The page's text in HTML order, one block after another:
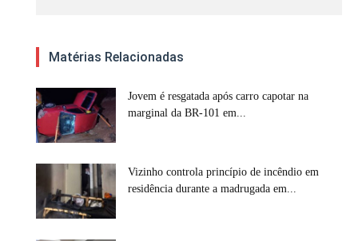
Matérias Relacionadas
Jovem é resgatada após carro capotar na
marginal da BR-101 em...
Vizinho controla princípio de incêndio em
residência durante a madrugada em...